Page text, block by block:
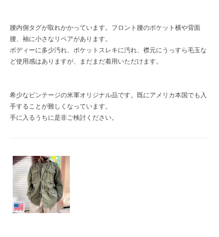
腰内側タグが取れかかっています。フロント腰のポケット横や背面
腰、袖に小さなリペアがあります。
ボディーに多少汚れ、ポケットスレキに汚れ、襟元にうっすら毛玉な
ど使用感はありますが、まだまだ着用いただけます。
希少なビンテージの米軍オリジナル品です。既にアメリカ本国でも入
手することが難しくなっています。
手に入るうちに是非ご検討ください。